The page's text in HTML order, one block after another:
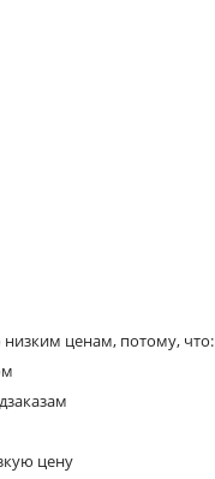
ценам, потому, что:
цену